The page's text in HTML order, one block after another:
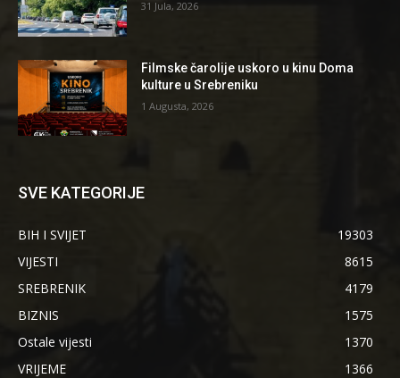
31 Jula, 2026
Filmske čarolije uskoro u kinu Doma
kulture u Srebreniku
1 Augusta, 2026
SVE KATEGORIJE
BIH I SVIJET
19303
VIJESTI
8615
SREBRENIK
4179
BIZNIS
1575
Ostale vijesti
1370
VRIJEME
1366